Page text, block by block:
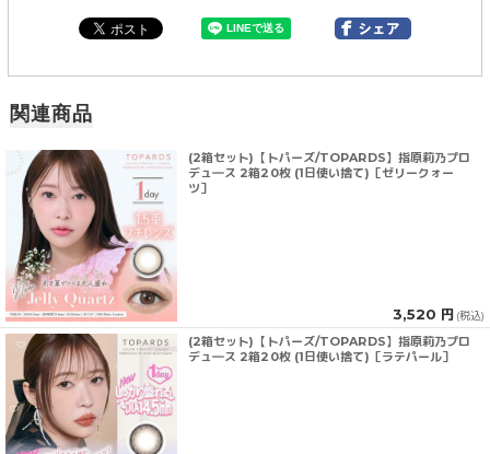
関連商品
(2箱セット)【トパーズ/TOPARDS】指原莉乃プロ
デュ―ス 2箱20枚 (1日使い捨て)［ゼリークォー
ツ］
3,520 円 (税込)
(2箱セット)【トパーズ/TOPARDS】指原莉乃プロ
デュ―ス 2箱20枚 (1日使い捨て)［ラテパール］